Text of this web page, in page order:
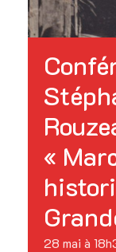
«
28 mai à